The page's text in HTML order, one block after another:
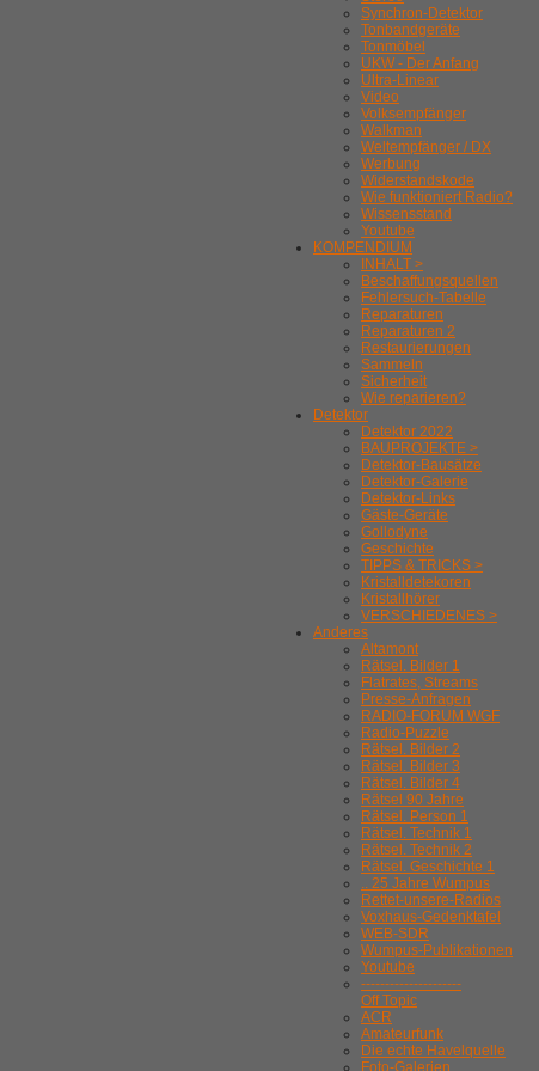
Synchron-Detektor
Tonbandgeräte
Tonmöbel
UKW - Der Anfang
Ultra-Linear
Video
Volksempfänger
Walkman
Weltempfänger / DX
Werbung
Widerstandskode
Wie funktioniert Radio?
Wissensstand
Youtube
KOMPENDIUM
INHALT >
Beschaffungsquellen
Fehlersuch-Tabelle
Reparaturen
Reparaturen 2
Restaurierungen
Sammeln
Sicherheit
Wie reparieren?
Detektor
Detektor 2022
BAUPROJEKTE >
Detektor-Bausätze
Detektor-Galerie
Detektor-Links
Gäste-Geräte
Gollodyne
Geschichte
TIPPS & TRICKS >
Kristalldetekoren
Kristallhörer
VERSCHIEDENES >
Anderes
Altamont
Rätsel. Bilder 1
Flatrates, Streams
Presse-Anfragen
RADIO-FORUM WGF
Radio-Puzzle
Rätsel. Bilder 2
Rätsel. Bilder 3
Rätsel. Bilder 4
Rätsel 90 Jahre
Rätsel. Person 1
Rätsel. Technik 1
Rätsel. Technik 2
Rätsel. Geschichte 1
.. 25 Jahre Wumpus
Rettet-unsere-Radios
Voxhaus-Gedenktafel
WEB-SDR
Wumpus-Publikationen
Youtube
---------------------
Off Topic
ACR
Amateurfunk
Die echte Havelquelle
Foto-Galerien